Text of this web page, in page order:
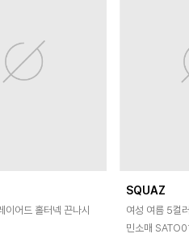
이어드 홀터넥 끈나시
SQUAZ
여성 여름 5컬
민소매